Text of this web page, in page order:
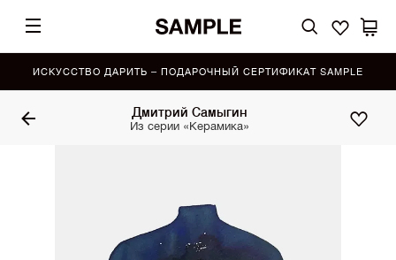
ИСКУССТВО ДАРИТЬ – ПОДАРОЧНЫЙ СЕРТИФИКАТ SAMPLE
Дмитрий Самыгин
Из серии «Керамика»